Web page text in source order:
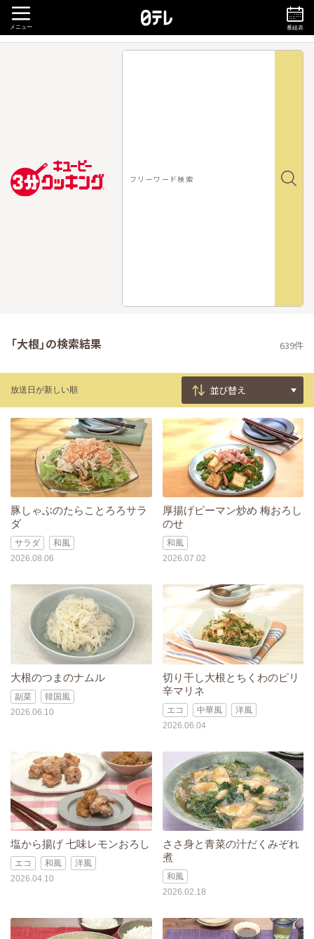
メニュー 番組表
「大根」の検索結果 639件
放送日が新しい順
豚しゃぶのたらことろろサラ
ダ
サラダ
和風
2026.08.06
厚揚げピーマン炒め 梅おろし
のせ
和風
2026.07.02
大根のつまのナムル
副菜
韓国風
2026.06.10
切り干し大根とちくわのピリ
辛マリネ
エコ 中華風
洋風
2026.06.04
塩から揚げ 七味レモンおろし
エコ 和風
洋風
2026.04.10
ささ身と青菜の汁だくみぞれ
煮
和風
2026.02.18